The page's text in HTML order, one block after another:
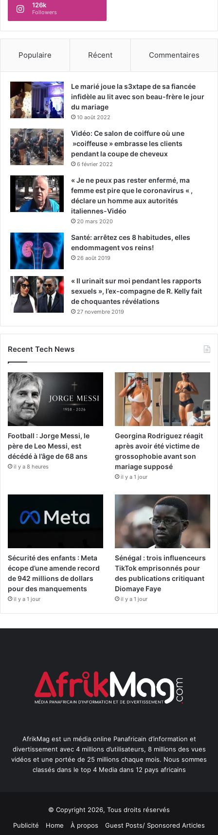
126k
Followers
Populaire Récent Commentaires
Le marié joue la s3xtape de sa fiancée
infidèle au lit avec son beau-frère le jour
du mariage
10 août 2022
Vidéo: Ce salon de coiffure où une
»coiffeuse » embrasse les clients
pendant la coupe de cheveux
6 février 2022
« Je ne peux pas rester enfermé, ma
femme est pire que le coronavirus « ,
déclare un homme aux autorités
italiennes-Vidéo
20 mars 2020
Santé: arrêtez ces 8 habitudes, elles
endommagent vos reins!
26 août 2019
« Il urinait sur moi pendant les rapports
sexuels », l’ex-compagne de R. Kelly fait
de choquantes révélations
27 novembre 2019
Recent Tech News
Football : Jorge Messi, le
père de Leo Messi, est
décédé à l’âge de 68 ans
il y a 8 heures
Georgina Rodriguez réagit
après avoir été victime de
grossophobie avant son
mariage supposé
il y a 1 jour
Sécurité des enfants : Meta
écope d’une amende record
de 942 millions de dollars
pour des manquements
il y a 1 jour
Sénégal : trois influenceurs
TikTok emprisonnés pour
des publications critiquant
Diomaye Faye
il y a 1 jour
AfrikMag est un média online Panafricain d’information et
divertissement avec 4 millions d’utilisateurs, 8 millions des vues
vidéos et une portée de 25 millions chaque mois. Nous sommes
classés dans le top 4 Media dans 12 pays africains
© Copyright 2026, Tous droits réservés
Publicité
Home À propos Guest Posts/ Sponsored Articles